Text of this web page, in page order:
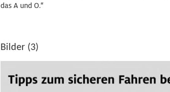
das A und O.“
Bilder (3)